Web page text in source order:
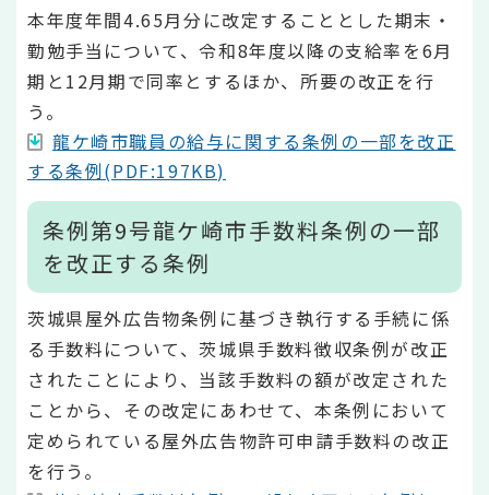
本年度年間4.65月分に改定することとした期末・
勤勉手当について、令和8年度以降の支給率を6月
期と12月期で同率とするほか、所要の改正を行
う。
龍ケ崎市職員の給与に関する条例の一部を改正
する条例(PDF:197KB)
条例第9号龍ケ崎市手数料条例の一部
を改正する条例
茨城県屋外広告物条例に基づき執行する手続に係
る手数料について、茨城県手数料徴収条例が改正
されたことにより、当該手数料の額が改定された
ことから、その改定にあわせて、本条例において
定められている屋外広告物許可申請手数料の改正
を行う。